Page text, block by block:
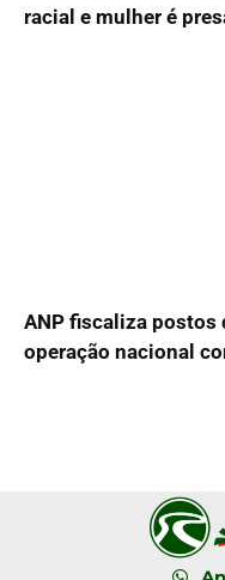
racial e mulher é
ANP fiscaliza postos
operação nacional